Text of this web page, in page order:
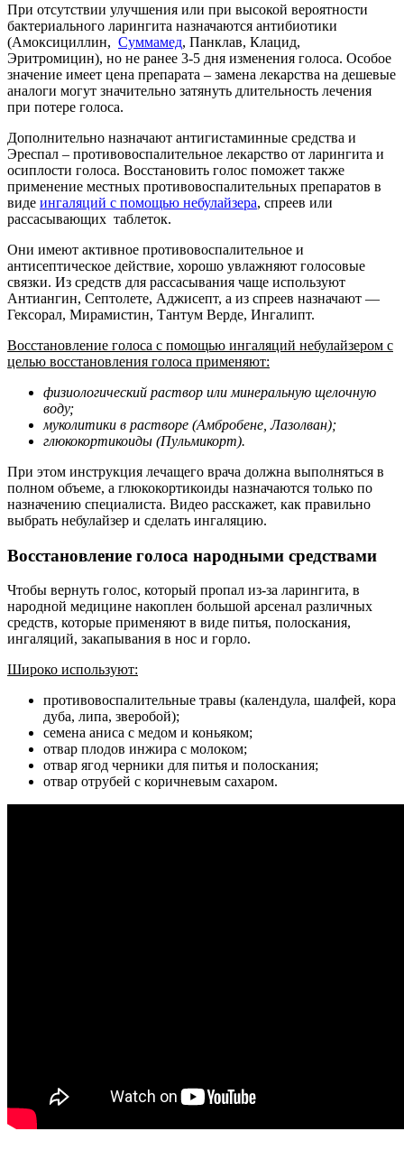
При отсутствии улучшения или при высокой вероятности
бактериального ларингита назначаются антибиотики
(Амоксициллин, Суммамед, Панклав, Клацид,
Эритромицин), но не ранее 3-5 дня изменения голоса. Особое
значение имеет цена препарата – замена лекарства на дешевые
аналоги могут значительно затянуть длительность лечения
при потере голоса.
Дополнительно назначают антигистаминные средства и
Эреспал – противовоспалительное лекарство от ларингита и
осиплости голоса. Восстановить голос поможет также
применение местных противовоспалительных препаратов в
виде ингаляций с помощью небулайзера, спреев или
рассасывающих таблеток.
Они имеют активное противовоспалительное и
антисептическое действие, хорошо увлажняют голосовые
связки. Из средств для рассасывания чаще используют
Антиангин, Септолете, Аджисепт, а из спреев назначают —
Гексорал, Мирамистин, Тантум Верде, Ингалипт.
Восстановление голоса с помощью ингаляций небулайзером с
целью восстановления голоса применяют:
физиологический раствор или минеральную щелочную
воду;
муколитики в растворе (Амбробене, Лазолван);
глюкокортикоиды (Пульмикорт).
При этом инструкция лечащего врача должна выполняться в
полном объеме, а глюкокортикоиды назначаются только по
назначению специалиста. Видео расскажет, как правильно
выбрать небулайзер и сделать ингаляцию.
Восстановление голоса народными средствами
Чтобы вернуть голос, который пропал из-за ларингита, в
народной медицине накоплен большой арсенал различных
средств, которые применяют в виде питья, полоскания,
ингаляций, закапывания в нос и горло.
Широко используют:
противовоспалительные травы (календула, шалфей, кора
дуба, липа, зверобой);
семена аниса с медом и коньяком;
отвар плодов инжира с молоком;
отвар ягод черники для питья и полоскания;
отвар отрубей с коричневым сахаром.